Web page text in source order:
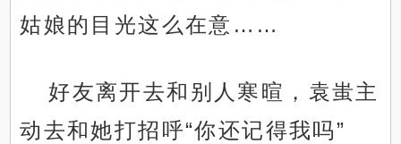
姑娘的目光这么在意……
好友离开去和别人寒暄，袁蚩主
动去和她打招呼“你还记得我吗”